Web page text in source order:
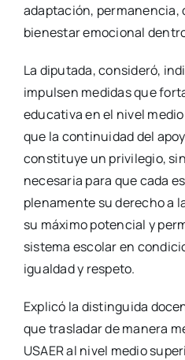
adaptación, permanencia,
bienestar emocional
La diputada, consideró,
impulsen medidas que
educativa en el nivel
que la continuidad del
constituye un privilegio,
necesaria para que cada
plenamente su derecho a
su máximo potencial y
sistema escolar en
igualdad y respeto.
Explicó la distinguida
que trasladar de manera
USAER al nivel medio